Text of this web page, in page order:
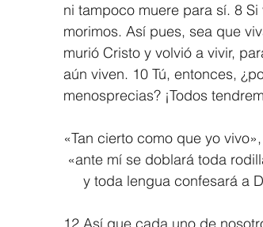
ni tampoco muere para sí. 8
morimos. Así pues, sea que
murió Cristo y volvió a vivir,
aún viven. 10 Tú, entonces,
menosprecias? ¡Todos
«Tan cierto como que yo
«ante mí se doblará toda
y toda lengua confesará a